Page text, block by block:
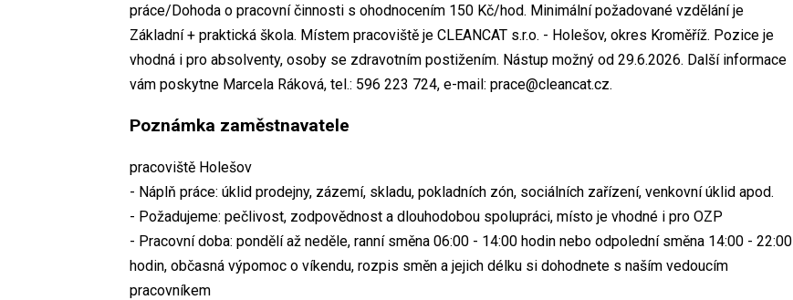
práce/Dohoda o pracovní činnosti s ohodnocením 150 Kč/hod. Minimální požadované vzdělání je
Základní + praktická škola. Místem pracoviště je CLEANCAT s.r.o. - Holešov, okres Kroměříž. Pozice je
vhodná i pro absolventy, osoby se zdravotním postižením. Nástup možný od 29.6.2026. Další informace
vám poskytne Marcela Ráková, tel.: 596 223 724, e-mail: prace@cleancat.cz.
Poznámka zaměstnavatele
pracoviště Holešov
- Náplň práce: úklid prodejny, zázemí, skladu, pokladních zón, sociálních zařízení, venkovní úklid apod.
- Požadujeme: pečlivost, zodpovědnost a dlouhodobou spolupráci, místo je vhodné i pro OZP
- Pracovní doba: pondělí až neděle, ranní směna 06:00 - 14:00 hodin nebo odpolední směna 14:00 - 22:00
hodin, občasná výpomoc o víkendu, rozpis směn a jejich délku si dohodnete s naším vedoucím
pracovníkem